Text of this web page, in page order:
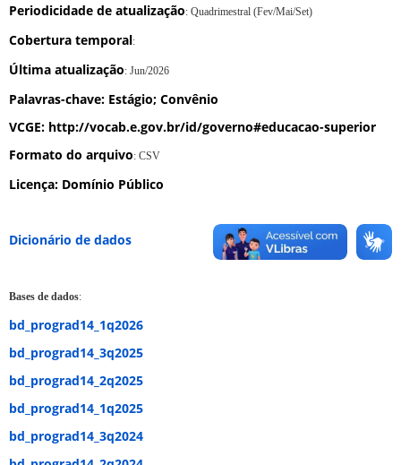
Periodicidade de atualização: Quadrimestral (Fev/Mai/Set)
Cobertura temporal:
Última atualização: Jun/2026
Palavras-chave: Estágio; Convênio
VCGE: http://vocab.e.gov.br/id/governo#educacao-superior
Formato do arquivo: CSV
Licença: Domínio Público
Dicionário de dados
Bases de dados:
bd_prograd14_1q2026
bd_prograd14_3q2025
bd_prograd14_2q2025
bd_prograd14_1q2025
bd_prograd14_3q2024